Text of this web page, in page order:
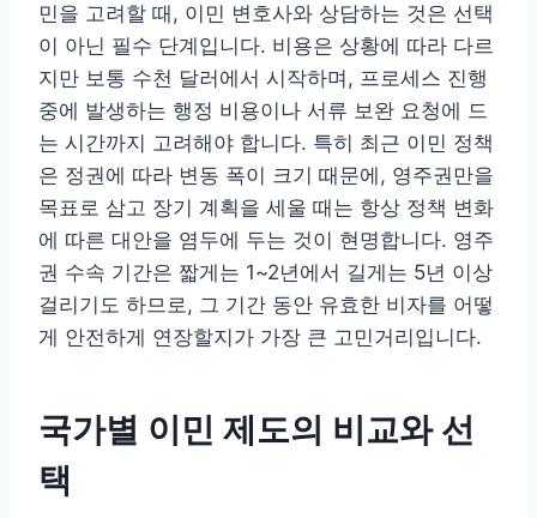
민을 고려할 때, 이민 변호사와 상담하는 것은 선택
이 아닌 필수 단계입니다. 비용은 상황에 따라 다르
지만 보통 수천 달러에서 시작하며, 프로세스 진행
중에 발생하는 행정 비용이나 서류 보완 요청에 드
는 시간까지 고려해야 합니다. 특히 최근 이민 정책
은 정권에 따라 변동 폭이 크기 때문에, 영주권만을
목표로 삼고 장기 계획을 세울 때는 항상 정책 변화
에 따른 대안을 염두에 두는 것이 현명합니다. 영주
권 수속 기간은 짧게는 1~2년에서 길게는 5년 이상
걸리기도 하므로, 그 기간 동안 유효한 비자를 어떻
게 안전하게 연장할지가 가장 큰 고민거리입니다.
국가별 이민 제도의 비교와 선
택